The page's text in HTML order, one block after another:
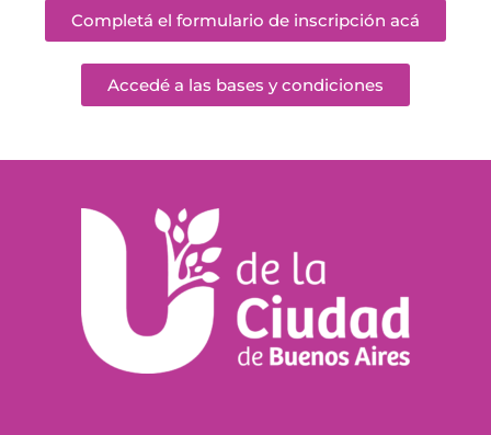
Completá el formulario de inscripción acá
Accedé a las bases y condiciones